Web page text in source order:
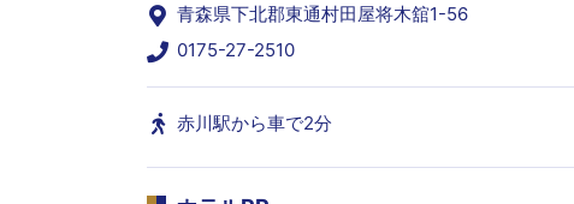
青森県下北郡東通村田屋将木舘1-56
0175-27-2510
赤川駅から車で2分